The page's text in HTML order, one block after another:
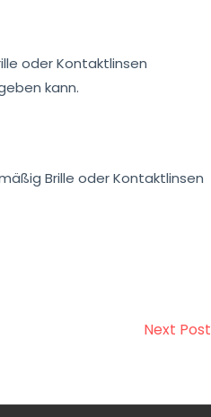
oder Kontaktlinsen
kann.
Brille oder Kontaktlinsen
Next Post